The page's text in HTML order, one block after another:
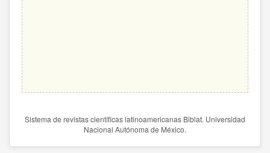
Sistema de revistas científicas latinoamericanas Biblat. Universidad
Nacional Autónoma de México.